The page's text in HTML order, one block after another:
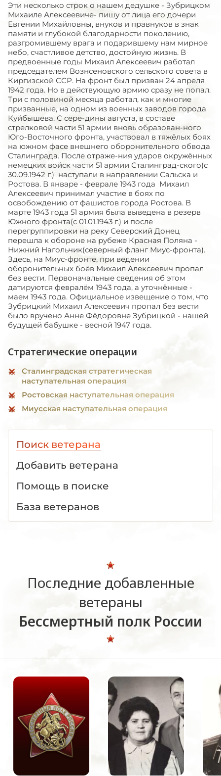
Эти несколько строк о нашем дедушке - Зубрицком
Михаиле Алексеевиче- пишу от лица его дочери
Евгении Михайловны, внуков и правнуков в знак
памяти и глубокой благодарности поколению,
разгромившему врага и подарившему нам мирное
небо, счастливое детство, достойную жизнь. В
предвоенные годы Михаил Алексеевич работал
председателем Вознсеновского сельского совета в
Киргизской ССР. На фронт был призван 24 апреля
1942 года. Но в действующую армию сразу не попал.
Три с половиной месяца работал, как и многие
призванные, на одном из военных заводов города
Куйбышева. С сере-дины августа, в составе
стрелковой части 51 армии вновь образован-ного
Юго-Восточного фронта, участвовал в тяжёлых боях
на южном фасе внешнего оборонительного обвода
Сталинграда. После отраже-ния ударов окружённых
немецких войск части 51 армии Сталинград-ского(с
30.09.1942 г.) наступали в направлении Сальска и
Ростова. В январе - феврале 1943 года Михаил
Алексеевич принимал участие в боях по
освобождению от фашистов города Ростова. В
марте 1943 года 51 армия была выведена в резерв
Южного фронта(с 01.01.1943 г.) и после
перегруппировки на реку Северский Донец
перешла к обороне на рубеже Красная Поляна -
Нижний Нагольчик(северный фланг Миус-фронта).
Здесь, на Миус-фронте, при ведении
оборонительных боёв Михаил Алексеевич пропал
без вести. Первоначальные сведения об этом
датируются февралём 1943 года, а уточнённые -
маем 1943 года. Официальное извещение о том, что
Зубрицкий Михаил Алексеевич пропал без вести
было вручено Анне Фёдоровне Зубрицкой - нашей
будущей бабушке - весной 1947 года.
Стратегические операции
Сталинградская стратегическая
наступательная операция
Ростовская наступательная операция
Миусская наступательная операция
Поиск ветерана
Добавить ветерана
Помощь в поиске
База ветеранов
Последние добавленные
ветераны
Бессмертный полк России